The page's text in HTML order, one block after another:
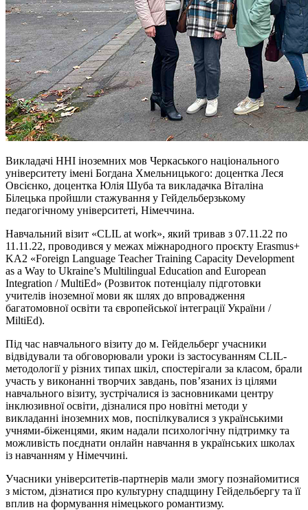
Викладачі ННІ іноземних мов Черкаського національного
університету імені Богдана Хмельницького: доцентка Леся
Овсієнко, доцентка Юлія Шуба та викладачка Віталіна
Білецька пройшли стажування у Гейдельберзькому
педагогічному університеті, Німеччина.
Навчальний візит «CLIL at work», який тривав з 07.11.22 по
11.11.22, проводився у межах міжнародного проєкту Erasmus+
KA2 «Foreign Language Teacher Training Capacity Development
as a Way to Ukraine’s Multilingual Education and European
Integration / MultiEd» (Розвиток потенціалу підготовки
учителів іноземної мови як шлях до впровадження
багатомовної освіти та європейської інтеграції України /
MiltiEd).
Під час навчального візиту до м. Гейдельберг учасники
відвідували та обговорювали уроки із застосуванням CLIL-
методології у різних типах шкіл, спостерігали за класом, брали
участь у виконанні творчих завдань, пов’язаних із цілями
навчального візиту, зустрічалися із засновниками центру
інклюзивної освіти, дізналися про новітні методи у
викладанні іноземних мов, поспілкувалися з українськими
учнями-біженцями, яким надали психологічну підтримку та
можливість поєднати онлайн навчання в українських школах
із навчанням у Німеччині.
Учасники університетів-партнерів мали змогу познайомитися
з містом, дізнатися про культурну спадщину Гейдельбергу та її
вплив на формування німецького романтизму.